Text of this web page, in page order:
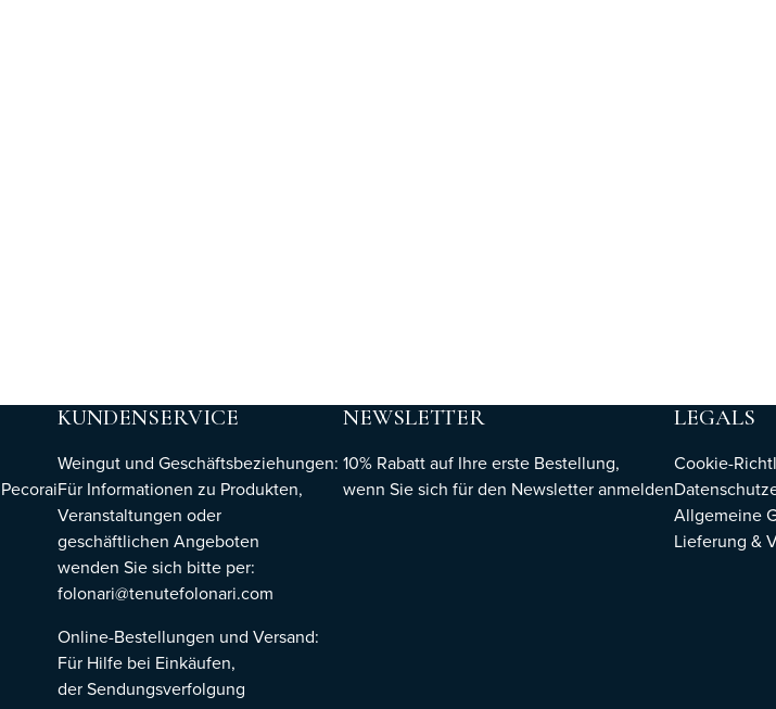
KUNDENSERVICE
Weingut und Geschäftsbeziehungen:
Für Informationen zu Produkten,
Veranstaltungen oder
geschäftlichen Angeboten
wenden Sie sich bitte per:
folonari@tenutefolonari.com
Online-Bestellungen und Versand:
Für Hilfe bei Einkäufen,
der Sendungsverfolgung
NEWSLETTER
10% Rabatt auf Ihre erste Bestellung,
wenn Sie sich für den Newsletteranmelden
LEGALS
Cookie-
Allgemeine
Lieferung &